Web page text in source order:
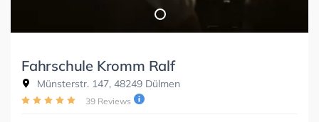
Fahrschule Kromm Ralf
Münsterstr. 147, 48249 Dülmen
39 Reviews